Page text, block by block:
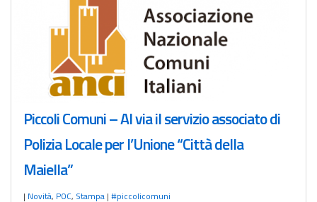
Piccoli Comuni – Al via il servizio associato di
Polizia Locale per l’Unione “Città della
Maiella”
| Novità, POC, Stampa | #piccolicomuni